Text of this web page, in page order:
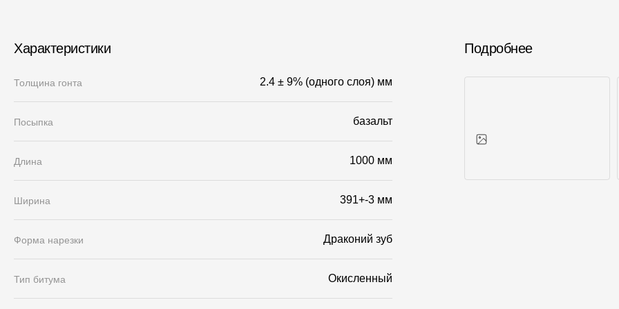
Характеристики
Толщина гонта 2.4 ± 9% (одного слоя) мм
Посыпка базальт
Длина 1000 мм
Ширина 391+-3 мм
Форма нарезки Драконий зуб
Тип битума Окисленный
Подробнее